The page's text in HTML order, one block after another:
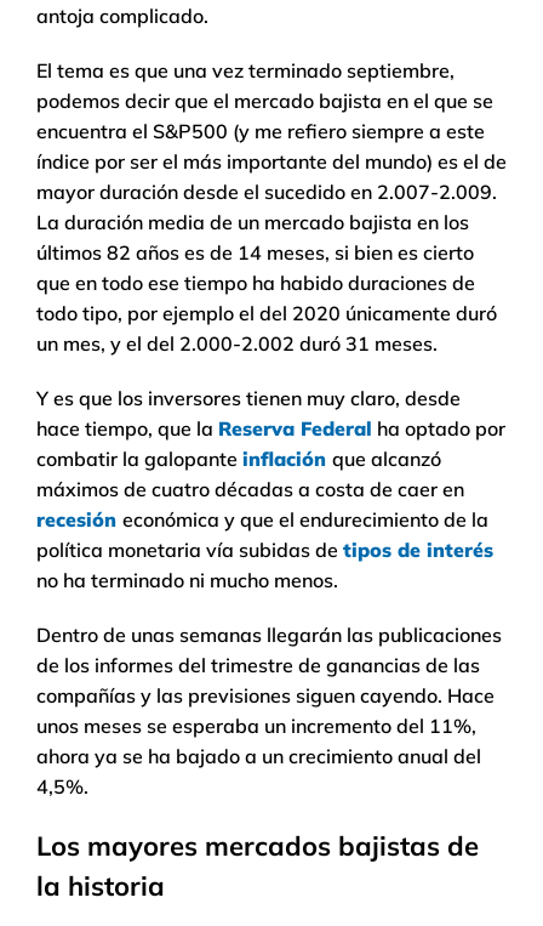
antoja complicado.
El tema es que una vez terminado septiembre,
podemos decir que el mercado bajista en el que se
encuentra el S&P500 (y me refiero siempre a este
índice por ser el más importante del mundo) es el de
mayor duración desde el sucedido en 2.007-2.009.
La duración media de un mercado bajista en los
últimos 82 años es de 14 meses, si bien es cierto
que en todo ese tiempo ha habido duraciones de
todo tipo, por ejemplo el del 2020 únicamente duró
un mes, y el del 2.000-2.002 duró 31 meses.
Y es que los inversores tienen muy claro, desde
hace tiempo, que la Reserva Federal ha optado por
combatir la galopante inflación que alcanzó
máximos de cuatro décadas a costa de caer en
recesión económica y que el endurecimiento de la
política monetaria vía subidas de tipos de interés
no ha terminado ni mucho menos.
Dentro de unas semanas llegarán las publicaciones
de los informes del trimestre de ganancias de las
compañías y las previsiones siguen cayendo. Hace
unos meses se esperaba un incremento del 11%,
ahora ya se ha bajado a un crecimiento anual del
4,5%.
Los mayores mercados bajistas de
la historia